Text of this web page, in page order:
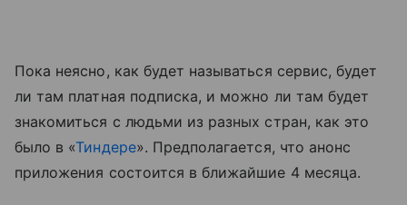
Пока неясно, как будет называться сервис, будет
ли там платная подписка, и можно ли там будет
знакомиться с людьми из разных стран, как это
было в «Тиндере». Предполагается, что анонс
приложения состоится в ближайшие 4 месяца.